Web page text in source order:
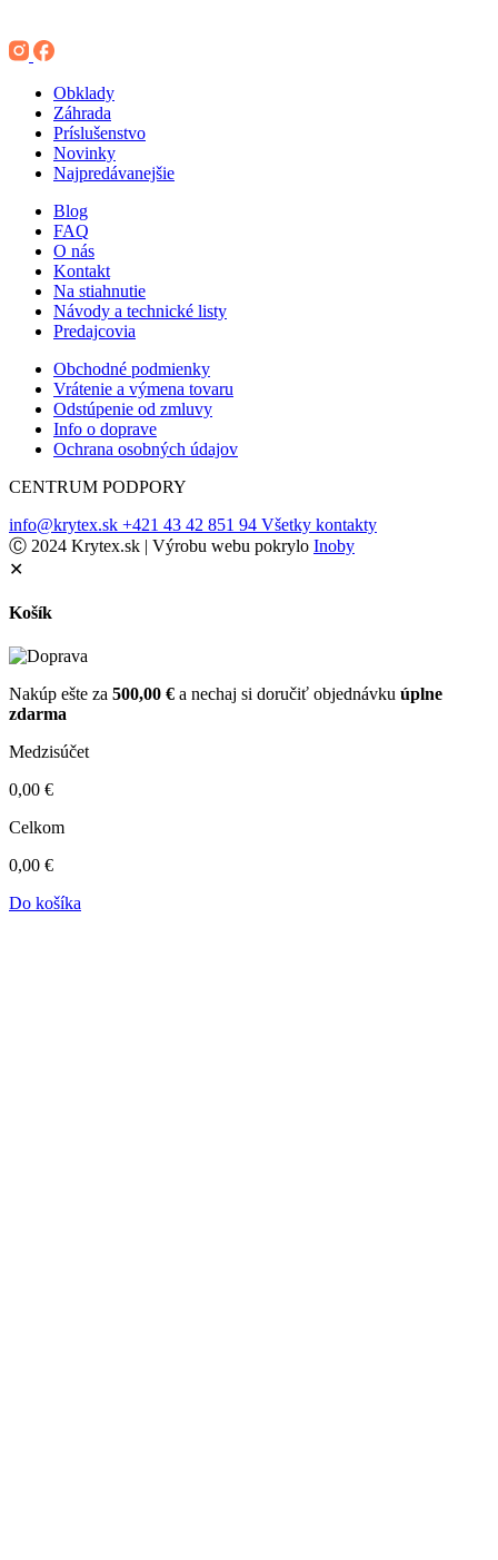
Obklady
Záhrada
Príslušenstvo
Novinky
Najpredávanejšie
Blog
FAQ
O nás
Kontakt
Na stiahnutie
Návody a technické listy
Predajcovia
Obchodné podmienky
Vrátenie a výmena tovaru
Odstúpenie od zmluvy
Info o doprave
Ochrana osobných údajov
CENTRUM PODPORY
info@krytex.sk +421 43 42 851 94 Všetky kontakty
Ⓒ 2024 Krytex.sk | Výrobu webu pokrylo Inoby
✕
Košík
Nakúp ešte za 500,00 € a nechaj si doručiť objednávku úplne
zdarma
Medzisúčet
0,00 €
Celkom
0,00 €
Do košíka